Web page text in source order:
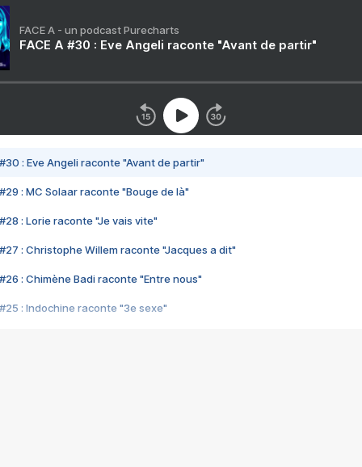
FACE A - un podcast Purecharts
FACE A #30 : Eve Angeli raconte "Avant de partir"
#30 : Eve Angeli raconte "Avant de partir"
#29 : MC Solaar raconte "Bouge de là"
#28 : Lorie raconte "Je vais vite"
#27 : Christophe Willem raconte "Jacques a dit"
#26 : Chimène Badi raconte "Entre nous"
#25 : Indochine raconte "3e sexe"